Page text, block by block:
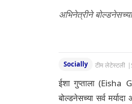
अभिनेत्रीने
Socially टीम लेटेस्टली |
ईशा गुप्ताला (Eisha
बोल्डनेसच्या सर्व